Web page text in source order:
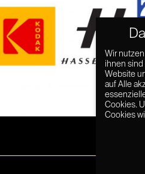
Wir
ihnen sind
Website
auf Alle
Cookies.
Cookies